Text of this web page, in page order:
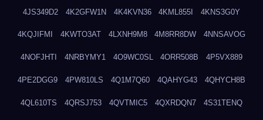
4JS349D2 4K2GFW1N 4K4KVN36 4KML855I 4KNS3G0Y
4KQJIFMI 4KWTO3AT 4LXNH9M8 4M8RR8DW 4NNSAVOG
4NOFJHTI 4NRBYMY1 4O9WC0SL 4ORR508B 4P5VX889
4PE2DGG9 4PW810LS 4Q1M7Q60 4QAHYG43 4QHYCH8B
4QL610TS 4QRSJ753 4QVTMIC5 4QXRDQN7 4S31TENQ